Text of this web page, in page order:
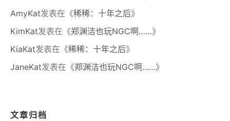
AmyKat发表在《稀稀：十年之后》
KimKat发表在《郑渊洁也玩NGC啊……》
KiaKat发表在《稀稀：十年之后》
JaneKat发表在《郑渊洁也玩NGC啊……》
文章归档